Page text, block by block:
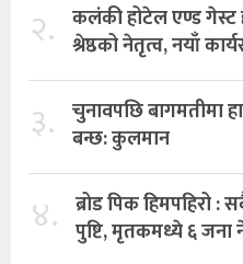
२. कलंकी होटेल एण्ड गेस्ट
श्रेष्ठको नेतृत्व, नयाँ
३. चुनावपछि बागमतीमा
बन्छ: कुलमान
४. ब्रोड पिक हिमपहिरो :
पुष्टि, मृतकमध्ये ६ जना